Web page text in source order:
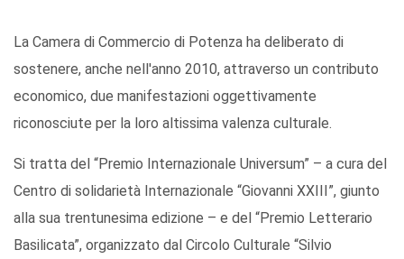
La Camera di Commercio di Potenza ha deliberato di
sostenere, anche nell'anno 2010, attraverso un contributo
economico, due manifestazioni oggettivamente
riconosciute per la loro altissima valenza culturale.
Si tratta del “Premio Internazionale Universum” – a cura del
Centro di solidarietà Internazionale “Giovanni XXIII”, giunto
alla sua trentunesima edizione – e del “Premio Letterario
Basilicata”, organizzato dal Circolo Culturale “Silvio